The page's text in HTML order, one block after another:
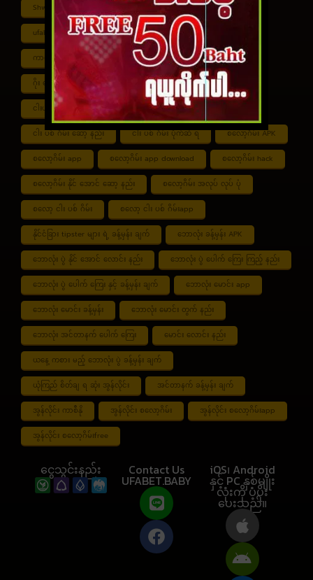
Shwe ကာစီနို APK ufabet888
ufabet เข้าสู่ระบบ ကာစီနို app ကာစီနို ဂိမ်း
ကာစီနို ငါး ပစ် ဂိမ်း ကာစီနို စလော့ဂိမ်း ကျွဲ စလော့ဂိမ်း
ဂိုး ပေါင်း လောင်း နည်း ငါး ဂိမ်း ငွေ အကောင် ဆုံး
ငါးပစ်ဂိမ်း App download ငါး ပစ် ဂိမ်း link
ငါး ပစ် ဂိမ်း ဆော့ နည်း ငါး ပစ် ဂိမ်း ပိုက်ဆံ ရ စလော့ဂိမ်း APK
စလော့ဂိမ်း app စလော့ဂိမ်း app download စလော့ဂိမ်း hack
စလော့ဂိမ်း နိုင် အောင် ဆော့ နည်း စလော့ဂိမ်း အလုပ် လုပ် ပုံ
စလော့ ငါး ပစ် ဂိမ်း စလော့ ငါး ပစ် ဂိမ်းapp
နိုင်ငံခြား tipster များ ရဲ့ ခန့်မှန်း ချက် ဘောလုံး ခန့်မှန်း APK
ဘောလုံး ပွဲ နိုင် အောင် လောင်း နည်း ဘောလုံး ပွဲ ပေါက် ကြေး ကြည့် နည်း
ဘောလုံး ပွဲ ပေါက် ကြေး နှင့် ခန့်မှန်း ချက် ဘောလုံး မောင်း app
ဘောလုံး မောင်း ခန့်မှန်း ဘောလုံး မောင်း တွက် နည်း
ဘောလုံး အင်တာနက် ပေါက် ကြေး မောင်း လောင်း နည်း
ယနေ့ ကစား မည့် ဘောလုံး ပွဲ ခန့်မှန်း ချက်
ယုံကြည် စိတ်ချ ရ ဆုံး အွန်လိုင်း အင်တာနက် ခန့်မှန်း ချက်
အွန်လိုင်း ကာစီနို အွန်လိုင်း စလော့ဂိမ်း အွန်လိုင်း စလော့ဂိမ်းapp
အွန်လိုင်း စလော့ဂိမ်းfree
ငွေသွင်းနည်း Contact Us
UFABET.BABY
iOS၊ Android
နှင့် PC နှစ်မျိုး
လုံးကို ပံ့ပိုး
ပေးသည်။